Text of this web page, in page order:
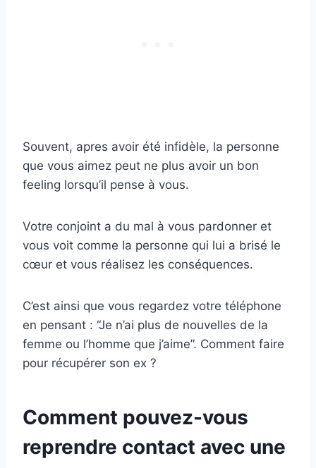
Souvent, apres avoir été infidèle, la personne
que vous aimez peut ne plus avoir un bon
feeling lorsqu’il pense à vous.
Votre conjoint a du mal à vous pardonner et
vous voit comme la personne qui lui a brisé le
cœur et vous réalisez les conséquences.
C’est ainsi que vous regardez votre téléphone
en pensant : “Je n’ai plus de nouvelles de la
femme ou l’homme que j’aime”. Comment faire
pour récupérer son ex ?
Comment pouvez-vous
reprendre contact avec une